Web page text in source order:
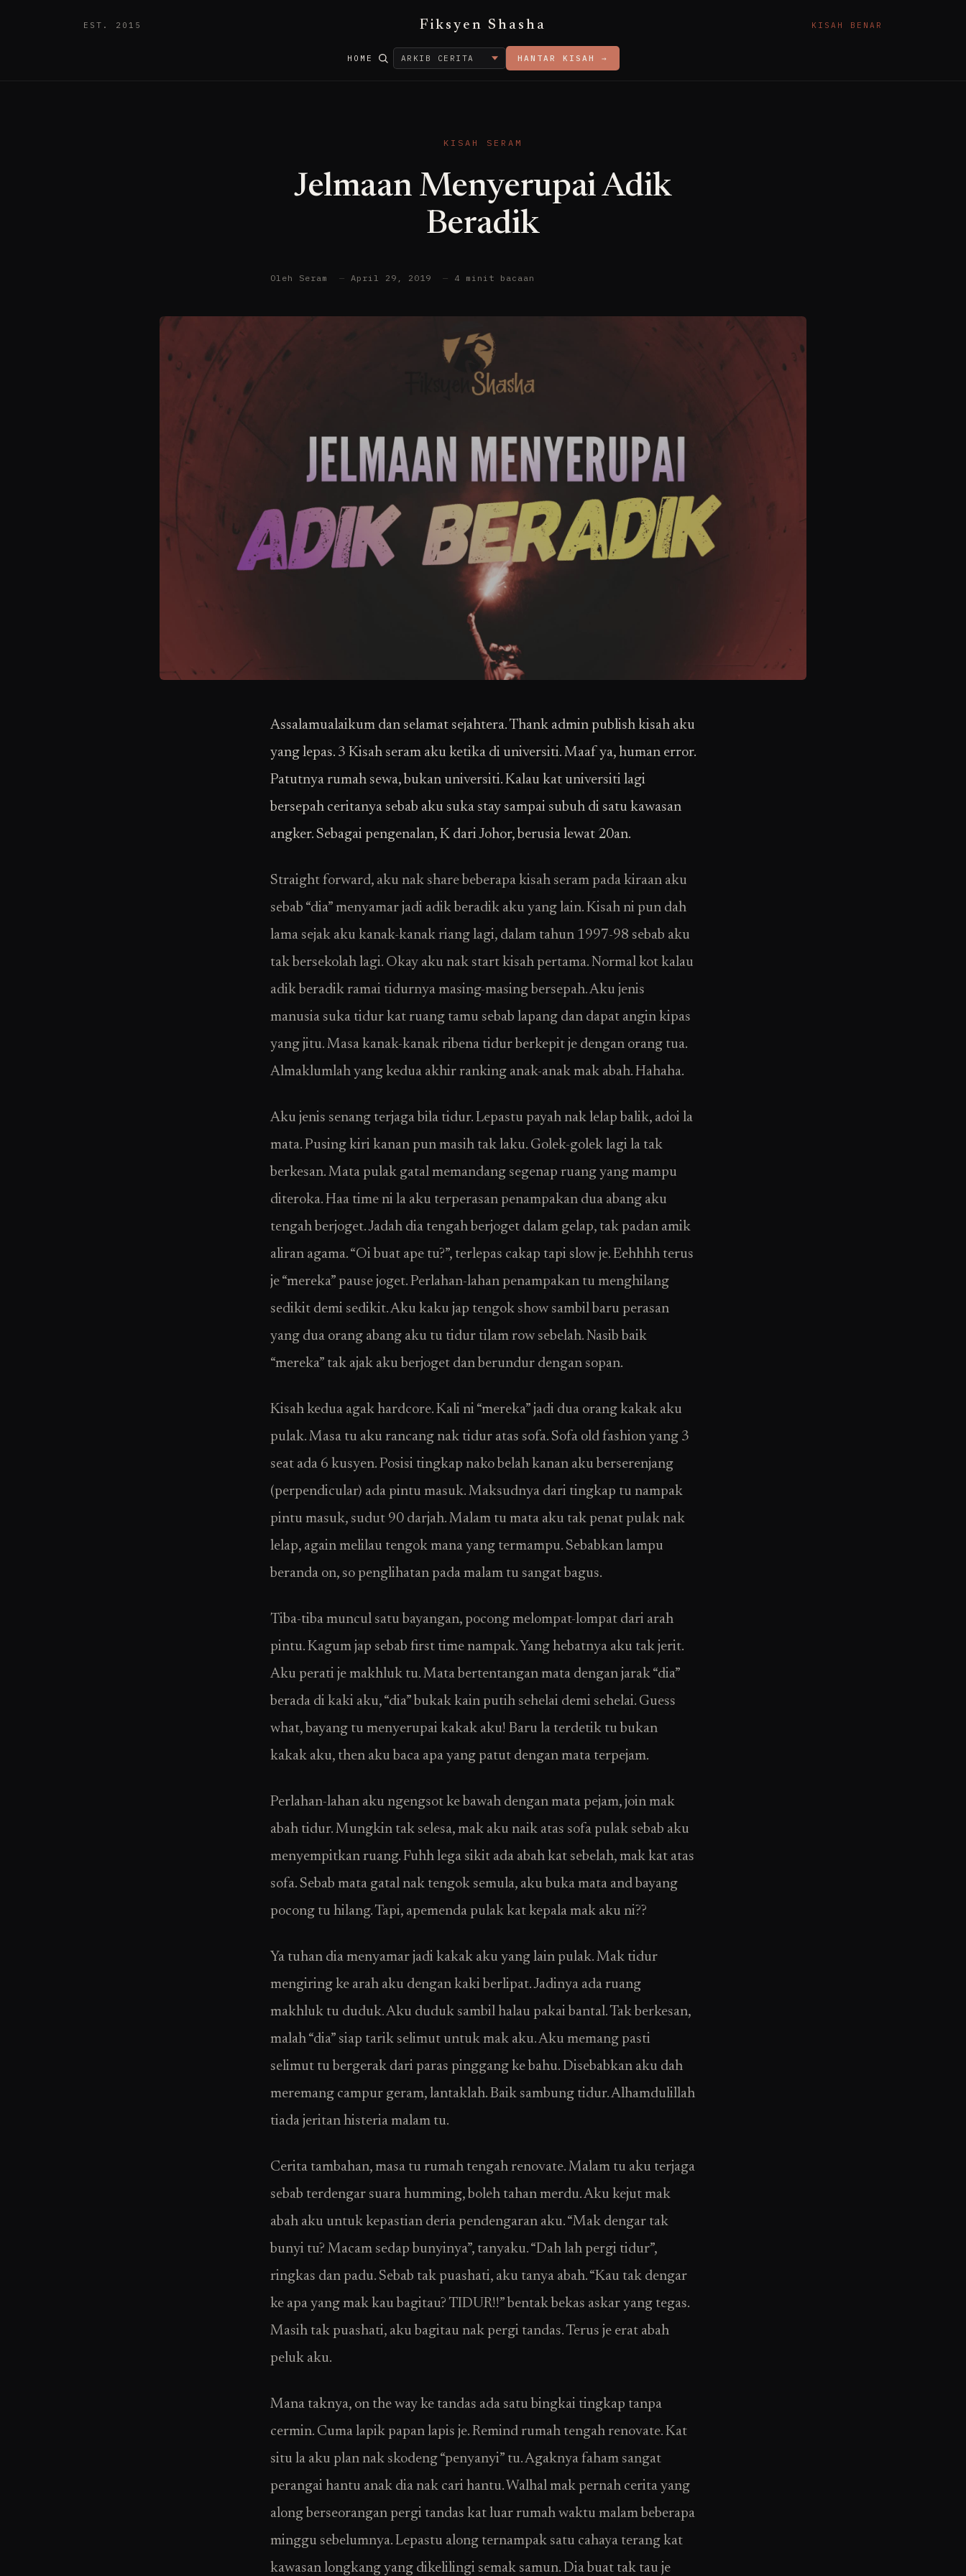
EST. 2015 Fiksyen Shasha KISAH BENAR
HOME HANTAR KISAH →
KISAH SERAM
Jelmaan Menyerupai Adik
Beradik
Oleh Seram — April 29, 2019 — 4 minit bacaan
Assalamualaikum dan selamat sejahtera. Thank admin publish kisah aku
yang lepas. 3 Kisah seram aku ketika di universiti. Maaf ya, human error.
Patutnya rumah sewa, bukan universiti. Kalau kat universiti lagi
bersepah ceritanya sebab aku suka stay sampai subuh di satu kawasan
angker. Sebagai pengenalan, K dari Johor, berusia lewat 20an.
Straight forward, aku nak share beberapa kisah seram pada kiraan aku
sebab “dia” menyamar jadi adik beradik aku yang lain. Kisah ni pun dah
lama sejak aku kanak-kanak riang lagi, dalam tahun 1997-98 sebab aku
tak bersekolah lagi. Okay aku nak start kisah pertama. Normal kot kalau
adik beradik ramai tidurnya masing-masing bersepah. Aku jenis
manusia suka tidur kat ruang tamu sebab lapang dan dapat angin kipas
yang jitu. Masa kanak-kanak ribena tidur berkepit je dengan orang tua.
Almaklumlah yang kedua akhir ranking anak-anak mak abah. Hahaha.
Aku jenis senang terjaga bila tidur. Lepastu payah nak lelap balik, adoi la
mata. Pusing kiri kanan pun masih tak laku. Golek-golek lagi la tak
berkesan. Mata pulak gatal memandang segenap ruang yang mampu
diteroka. Haa time ni la aku terperasan penampakan dua abang aku
tengah berjoget. Jadah dia tengah berjoget dalam gelap, tak padan amik
aliran agama. “Oi buat ape tu?”, terlepas cakap tapi slow je. Eehhhh terus
je “mereka” pause joget. Perlahan-lahan penampakan tu menghilang
sedikit demi sedikit. Aku kaku jap tengok show sambil baru perasan
yang dua orang abang aku tu tidur tilam row sebelah. Nasib baik
“mereka” tak ajak aku berjoget dan berundur dengan sopan.
Kisah kedua agak hardcore. Kali ni “mereka” jadi dua orang kakak aku
pulak. Masa tu aku rancang nak tidur atas sofa. Sofa old fashion yang 3
seat ada 6 kusyen. Posisi tingkap nako belah kanan aku berserenjang
(perpendicular) ada pintu masuk. Maksudnya dari tingkap tu nampak
pintu masuk, sudut 90 darjah. Malam tu mata aku tak penat pulak nak
lelap, again melilau tengok mana yang termampu. Sebabkan lampu
beranda on, so penglihatan pada malam tu sangat bagus.
Tiba-tiba muncul satu bayangan, pocong melompat-lompat dari arah
pintu. Kagum jap sebab first time nampak. Yang hebatnya aku tak jerit.
Aku perati je makhluk tu. Mata bertentangan mata dengan jarak “dia”
berada di kaki aku, “dia” bukak kain putih sehelai demi sehelai. Guess
what, bayang tu menyerupai kakak aku! Baru la terdetik tu bukan
kakak aku, then aku baca apa yang patut dengan mata terpejam.
Perlahan-lahan aku ngengsot ke bawah dengan mata pejam, join mak
abah tidur. Mungkin tak selesa, mak aku naik atas sofa pulak sebab aku
menyempitkan ruang. Fuhh lega sikit ada abah kat sebelah, mak kat atas
sofa. Sebab mata gatal nak tengok semula, aku buka mata and bayang
pocong tu hilang. Tapi, apemenda pulak kat kepala mak aku ni??
Ya tuhan dia menyamar jadi kakak aku yang lain pulak. Mak tidur
mengiring ke arah aku dengan kaki berlipat. Jadinya ada ruang
makhluk tu duduk. Aku duduk sambil halau pakai bantal. Tak berkesan,
malah “dia” siap tarik selimut untuk mak aku. Aku memang pasti
selimut tu bergerak dari paras pinggang ke bahu. Disebabkan aku dah
meremang campur geram, lantaklah. Baik sambung tidur. Alhamdulillah
tiada jeritan histeria malam tu.
Cerita tambahan, masa tu rumah tengah renovate. Malam tu aku terjaga
sebab terdengar suara humming, boleh tahan merdu. Aku kejut mak
abah aku untuk kepastian deria pendengaran aku. “Mak dengar tak
bunyi tu? Macam sedap bunyinya”, tanyaku. “Dah lah pergi tidur”,
ringkas dan padu. Sebab tak puashati, aku tanya abah. “Kau tak dengar
ke apa yang mak kau bagitau? TIDUR!!” bentak bekas askar yang tegas.
Masih tak puashati, aku bagitau nak pergi tandas. Terus je erat abah
peluk aku.
Mana taknya, on the way ke tandas ada satu bingkai tingkap tanpa
cermin. Cuma lapik papan lapis je. Remind rumah tengah renovate. Kat
situ la aku plan nak skodeng “penyanyi” tu. Agaknya faham sangat
perangai hantu anak dia nak cari hantu. Walhal mak pernah cerita yang
along berseorangan pergi tandas kat luar rumah waktu malam beberapa
minggu sebelumnya. Lepastu along ternampak satu cahaya terang kat
kawasan longkang yang dikelilingi semak samun. Dia buat tak tau je